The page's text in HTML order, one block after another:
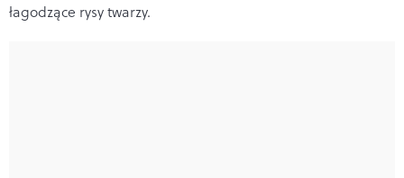
łagodzące rysy twarzy.